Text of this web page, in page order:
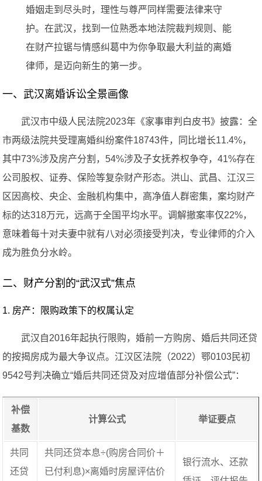
婚姻走到尽头时，理性与尊严同样需要法律来守
护。在武汉，找到一位熟悉本地法院裁判规则、能
在财产拉锯与情感纠葛中为你争取最大利益的离婚
律师，是迈向新生的第一步。
一、武汉离婚诉讼全景画像
武汉市中级人民法院2023年《家事审判白皮书》披露：全
市两级法院共受理离婚纠纷案件18743件，同比增长11.4%，
其中73%涉及房产分割，54%涉及子女抚养权争夺，41%存在
公司股权、证券、保险等复杂财产形态。洪山、武昌、江汉三
区因高校、央企、金融机构集中，高净值人群密集，案均财产
标的达318万元，远高于全国平均水平。调解撤案率仅22%，
意味着每十对夫妻中就有八对必须接受判决，专业律师的介入
成为胜负分水岭。
二、财产分割的“武汉式”焦点
1. 房产：限购政策下的权属认定
武汉自2016年起执行限购，婚前一方购房、婚后共同还贷
的按揭房成为最大争议点。江汉区法院（2022）鄂0103民初
9542号判决确立“婚后共同还贷及对应增值部分补偿公式”：
补偿
基数
计算公式 举证要点
共同
还贷
共同还贷本息÷(购房合同价＋
已付利息)×离婚时房屋评估价
银行流水、还款